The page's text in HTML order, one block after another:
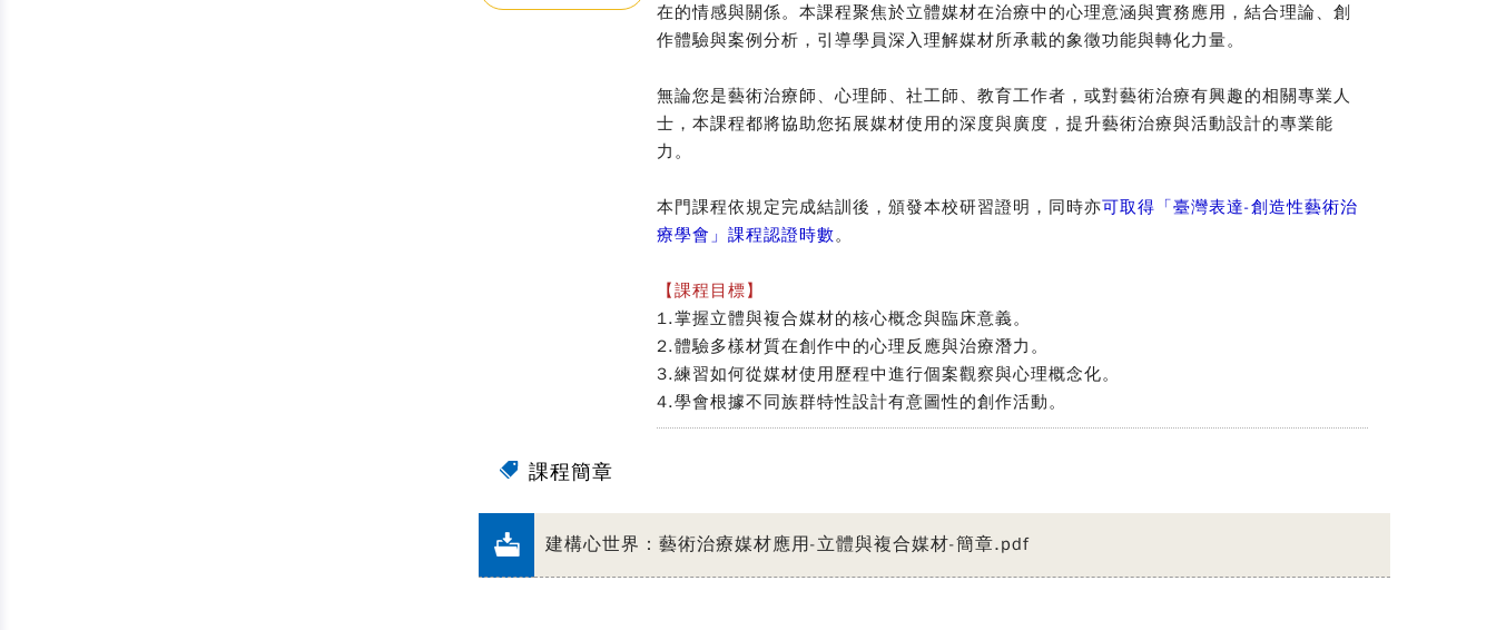
在的情感與關係。本課程聚焦於立體媒材在治療中的心理意涵與實務應用，結合理論、創
作體驗與案例分析，引導學員深入理解媒材所承載的象徵功能與轉化力量。
無論您是藝術治療師、心理師、社工師、教育工作者，或對藝術治療有興趣的相關專業人
士，本課程都將協助您拓展媒材使用的深度與廣度，提升藝術治療與活動設計的專業能
力。
本門課程依規定完成結訓後，頒發本校研習證明，同時亦可取得「臺灣表達-創造性藝術治
療學會」課程認證時數。
【課程目標】
1.掌握立體與複合媒材的核心概念與臨床意義。
2.體驗多樣材質在創作中的心理反應與治療潛力。
3.練習如何從媒材使用歷程中進行個案觀察與心理概念化。
4.學會根據不同族群特性設計有意圖性的創作活動。
課程簡章
建構心世界：藝術治療媒材應用-立體與複合媒材-簡章.pdf